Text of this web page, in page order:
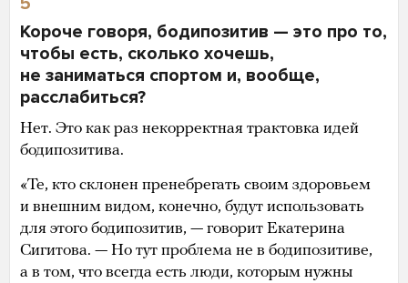
Короче говоря, бодипозитив — это про то,
чтобы есть, сколько хочешь,
не заниматься спортом и, вообще,
расслабиться?
Нет. Это как раз некорректная трактовка идей
бодипозитива.
«Те, кто склонен пренебрегать своим здоровьем
и внешним видом, конечно, будут использовать
для этого бодипозитив, — говорит Екатерина
Сигитова. — Но тут проблема не в бодипозитиве,
а в том, что всегда есть люди, которым нужны